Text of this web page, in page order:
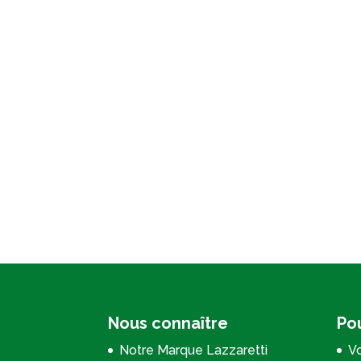
Nous connaître
Notre Marque Lazzaretti